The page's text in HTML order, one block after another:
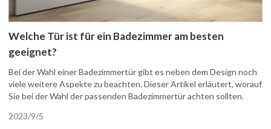
Welche Tür ist für ein Badezimmer am besten
geeignet?
Bei der Wahl einer Badezimmertür gibt es neben dem Design noch
viele weitere Aspekte zu beachten. Dieser Artikel erläutert, worauf
Sie bei der Wahl der passenden Badezimmertür achten sollten.
2023/9/5